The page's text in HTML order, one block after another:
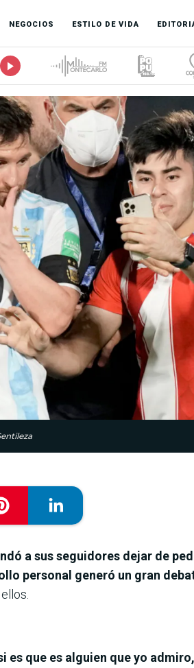
NEGOCIOS ESTILO DE VIDA
a sus seguidores dejar de
personal generó un gran
es que es alguien que yo admiro,